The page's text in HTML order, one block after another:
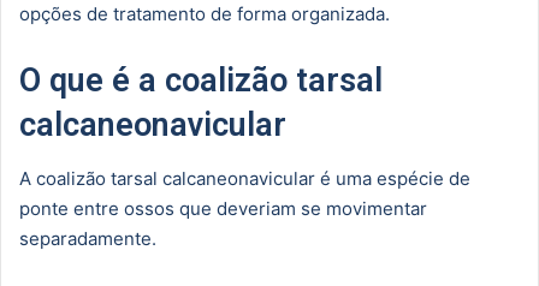
opções de tratamento de forma organizada.
O que é a coalizão tarsal
calcaneonavicular
A coalizão tarsal calcaneonavicular é uma espécie de
ponte entre ossos que deveriam se movimentar
separadamente.